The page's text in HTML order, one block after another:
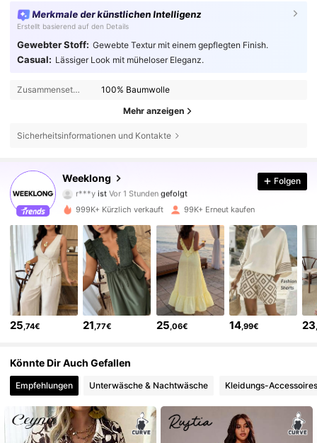
Merkmale der künstlichen Intelligenz
Erstellt basierend auf den Details
Gewebter Stoff: Gewebte Textur mit einem gepflegten Finish.
Casual: Lässiger Look mit müheloser Eleganz.
Zusammensetzung: 100% Baumwolle
Mehr anzeigen
Sicherheitsinformationen und Kontakte
Weeklong
r***yistVor 1 Stunden
m***hist am Durchsuchen
4,72
4,72 87K Follower
4,72 87K Follower
4,72
4,72 87K Follower
Folgen
999K+ Kürzlich verkauft 99K+ Erneut kaufen
25 ,74€ 21 ,77€ 25 ,06€ 14,99€ 23
Könnte Dir Auch Gefallen
Empfehlungen Unterwäsche & Nachtwäsche Kleidungs-Accessoires